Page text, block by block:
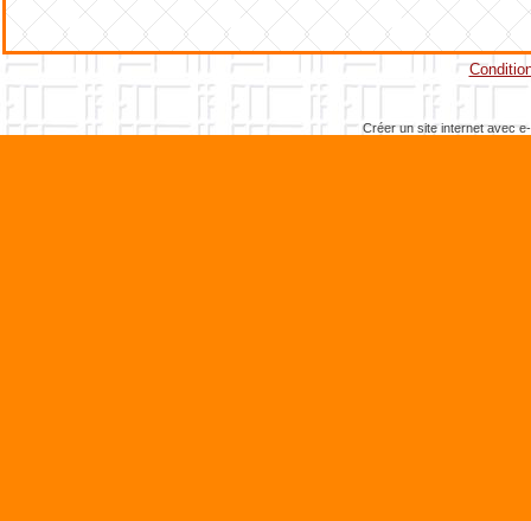
Créer un site internet avec